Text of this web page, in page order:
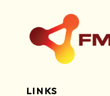
LINKS